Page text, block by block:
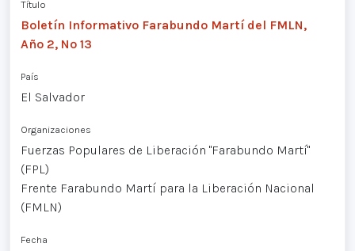
Título
Boletín Informativo Farabundo Martí del FMLN,
Año 2, Nº 13
País
El Salvador
Organizaciones
Fuerzas Populares de Liberación "Farabundo Martí"
(FPL)
Frente Farabundo Martí para la Liberación Nacional
(FMLN)
Fecha